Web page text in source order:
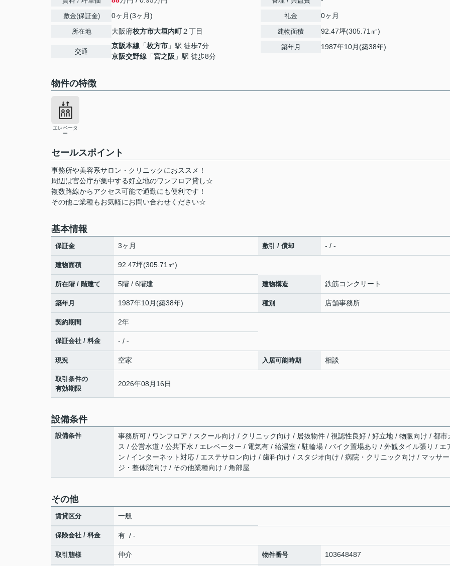
敷金(保証金) 0ヶ月(3ヶ月)
所在地 大阪府枚方市大垣内町２丁目
交通
京阪本線 「枚方市 」駅 徒歩7分
京阪交野線 「宮之阪 」駅 徒歩8分
礼金 0ヶ月
建物面積 92.47坪(305.71㎡)
築年月 1987年10月(築38年)
物件の特徴
エレベータ
ー
セールスポイント
事務所や美容系サロン・クリニックにおススメ！
周辺は官公庁が集中する好立地のワンフロア貸し☆
複数路線からアクセス可能で通勤にも便利です！
その他ご業種もお気軽にお問い合わせください☆
基本情報
保証金 3ヶ月 敷引 / 償却 - / -
建物面積 92.47坪(305.71㎡)
所在階 / 階建て 5階 / 6階建 建物構造 鉄筋コンクリート
築年月 1987年10月(築38年) 種別 店舗事務所
契約期間 2年
保証会社 / 料金 - / -
現況 空家 入居可能時期 相談
取引条件の
有効期限
2026年08月16日
設備条件
設備条件
事務所可 / ワンフロア / スクール向け / クリニック向け / 居抜物件 / 視認性良好 / 好立地 / 物販向け / 都市
ス / 公営水道 / 公共下水 / エレベーター / 電気有 / 給湯室 / 駐輪場 / バイク置場あり / 外観タイル張り / エ
ン / インターネット対応 / エステサロン向け / 歯科向け / スタジオ向け / 病院・クリニック向け / マッサー
ジ・整体院向け / その他業種向け / 角部屋
その他
賃貸区分 一般
保険会社 / 料金 有 / -
取引態様 仲介 物件番号 103648487